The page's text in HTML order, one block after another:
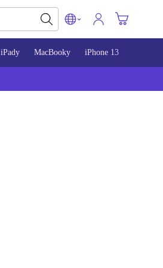
iPady MacBooky iPhone 13